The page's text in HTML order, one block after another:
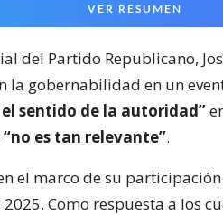
VER RESUMEN
del Partido Republicano,
la gobernabilidad en un
sentido de la autoridad”
“no es tan relevante”.
el marco de su
Como respuesta a los